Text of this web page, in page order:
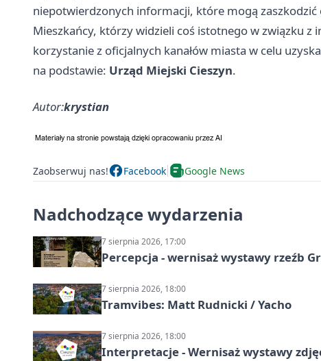
niepotwierdzonych informacji, które mogą
Mieszkańcy, którzy widzieli coś istotnego w związku
korzystanie z oficjalnych kanałów miasta w celu
na podstawie: Urząd Miejski Cieszyn.
Autor:krystian
Zaobserwuj nas! Facebook Google News
Nadchodzące wydarzenia
7 sierpnia 2026, 17:00
Percepcja - wernisaż wystawy rzeźb
7 sierpnia 2026, 18:00
Tramvibes: Matt Rudnicki / Yacho
7 sierpnia 2026, 18:00
Interpretacje - Wernisaż wystawy